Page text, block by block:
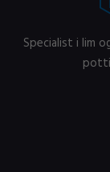
Specialist i lim